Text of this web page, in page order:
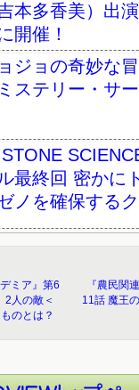
本多香美）出
開催！
ョジョの奇妙な
ステリー・サ
最終回 密かに
ノを確保する
ミア』第6
2人の敵＜
のとは？
『農民関
11話 魔王